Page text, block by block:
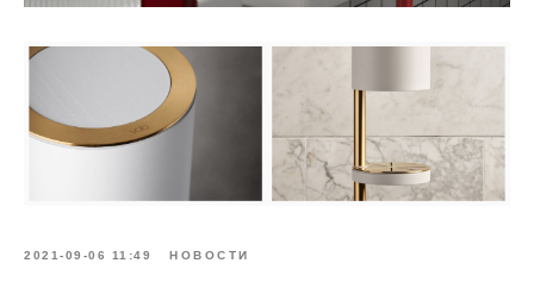
2021-09-06 11:49 НОВОСТИ